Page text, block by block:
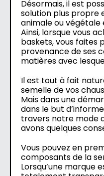
Désormais, il est
solution plus propre
animale ou
Ainsi, lorsque vous
baskets, vous faites
provenance de ses
matières avec
Il est tout à fait
semelle de vos
Mais dans une
dans le but
travers notre mode
avons quelques
Vous pouvez en
composants de la
Lorsqu’une marque